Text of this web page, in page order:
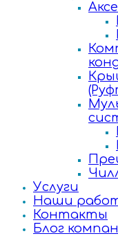
Услуги
Наши
Контакты
Блог